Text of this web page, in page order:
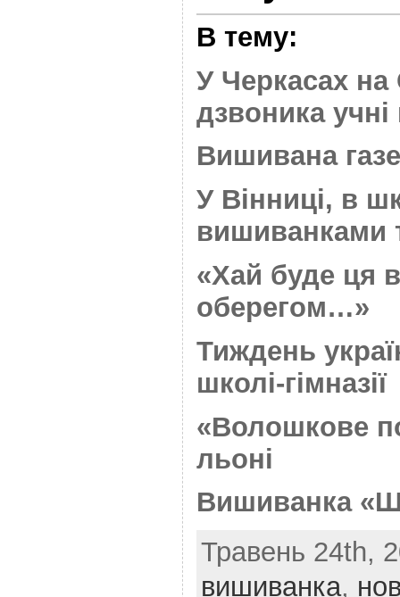
В тему:
У Черкасах на
дзвоника
Вишивана
У Вінниці, в
вишиванками
«Хай буде ця
оберегом…»
Тиждень
школі-гімназії
«Волошкове
льоні
Вишиванка
Травень 24th,
вишиванка,